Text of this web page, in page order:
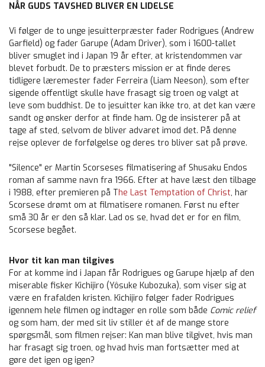
NÅR GUDS TAVSHED BLIVER EN LIDELSE
Vi følger de to unge jesuitterpræster fader Rodrigues (Andrew
Garfield) og fader Garupe (Adam Driver), som i 1600-tallet
bliver smuglet ind i Japan 19 år efter, at kristendommen var
blevet forbudt. De to præsters mission er at finde deres
tidligere læremester fader Ferreira (Liam Neeson), som efter
sigende offentligt skulle have frasagt sig troen og valgt at
leve som buddhist. De to jesuitter kan ikke tro, at det kan være
sandt og ønsker derfor at finde ham. Og de insisterer på at
tage af sted, selvom de bliver advaret imod det. På denne
rejse oplever de forfølgelse og deres tro bliver sat på prøve.
"Silence" er Martin Scorseses filmatisering af Shusaku Endos
roman af samme navn fra 1966. Efter at have læst den tilbage
i 1988, efter premieren på The Last Temptation of Christ, har
Scorsese drømt om at filmatisere romanen. Først nu efter
små 30 år er den så klar. Lad os se, hvad det er for en film,
Scorsese begået.
Hvor tit kan man tilgives
For at komme ind i Japan får Rodrigues og Garupe hjælp af den
miserable fisker Kichijiro (Yôsuke Kubozuka), som viser sig at
være en frafalden kristen. Kichijiro følger fader Rodrigues
igennem hele filmen og indtager en rolle som både Comic relief
og som ham, der med sit liv stiller ét af de mange store
spørgsmål, som filmen rejser: Kan man blive tilgivet, hvis man
har frasagt sig troen, og hvad hvis man fortsætter med at
gøre det igen og igen?